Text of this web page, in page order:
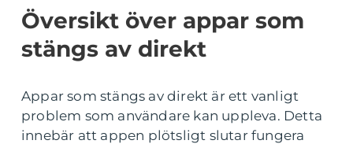
Översikt över appar som
stängs av direkt
Appar som stängs av direkt är ett vanligt
problem som användare kan uppleva. Detta
innebär att appen plötsligt slutar fungera